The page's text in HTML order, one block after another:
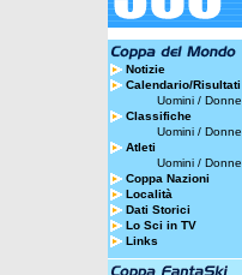
Notizie
Calendario/Risultati
Uomini / Donne
Classifiche
Uomini / Donne
Atleti
Uomini / Donne
Coppa Nazioni
Località
Dati Storici
Lo Sci in TV
Links